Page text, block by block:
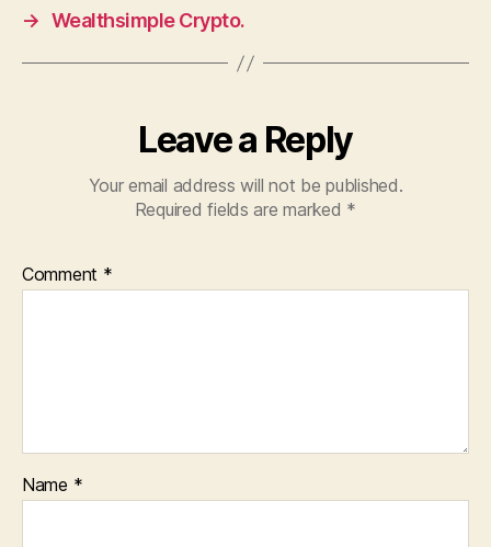
→ Wealthsimple Crypto.
Leave a Reply
Your email address will not be published.
Required fields are marked *
Comment *
Name *